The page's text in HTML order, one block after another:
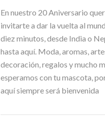
En nuestro 20 Aniversario
invitarte a dar la vuelta al
diez minutos, desde India o
hasta aquí. Moda, aromas,
decoración, regalos y mucho
esperamos con tu mascota,
aquí siempre será bienvenida